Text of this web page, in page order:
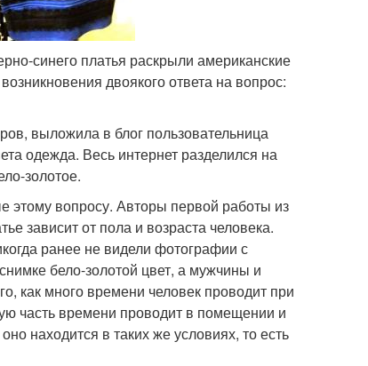
синего платья раскрыли американские
двоякого ответа на вопрос:
выложила в блог пользовательница
одежда. Весь интернет разделился на
золотое.
этому вопросу. Авторы первой работы из
зависит от пола и возраста человека.
ранее не видели фотографии с
бело-золотой цвет, а мужчины и
как много времени человек проводит при
часть времени проводит в помещении и
находится в таких же условиях, то есть